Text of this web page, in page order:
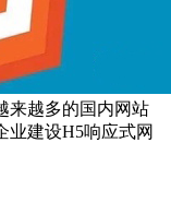
来越多的国内网站
业建设H5响应式网